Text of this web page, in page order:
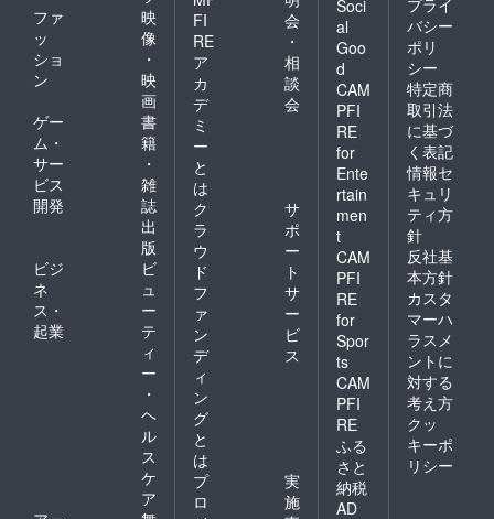
ファ
ッ
ショ
ン
映
像
・
映
画
ゲー
ム・
サー
ビス
開発
書
籍
・
雑
誌
出
版
ビジ
ネ
ス・
起業
ビ
ュ
ー
テ
ィ
ー
・
ヘ
ル
ス
ケ
ア
FI
RE
ア
カ
デ
ミ
ー
と
は
会
・
相
談
会
ク
ラ
ウ
ド
フ
ァ
ン
デ
ィ
ン
グ
と
は
サ
ポ
ー
ト
サ
ー
ビ
ス
プ
ロ
実
施
Soci
al
Goo
d
CAM
PFI
RE
for
Ente
rtain
men
t
CAM
PFI
RE
for
Spor
ts
CAM
PFI
RE
ふる
さと
納税
AD
バシー
ポリ
シー
特定商
取引法
に基づ
く表記
情報セ
キュリ
ティ方
針
反社基
本方針
カスタ
マーハ
ラスメ
ントに
対する
考え方
クッ
キーポ
リシー